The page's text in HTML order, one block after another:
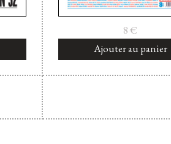
8€
Ajouter au panier